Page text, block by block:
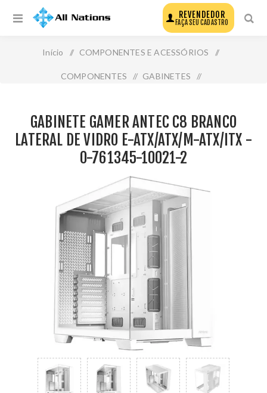
REVENDEDOR
FAÇA SEU CADASTRO
Início / COMPONENTES E ACESSÓRIOS /
COMPONENTES / GABINETES /
Atx/Atx/M-Atx/Itx - 0-761345-10021-2
GABINETE GAMER ANTEC C8 BRANCO
LATERAL DE VIDRO E-ATX/ATX/M-ATX/ITX -
0-761345-10021-2